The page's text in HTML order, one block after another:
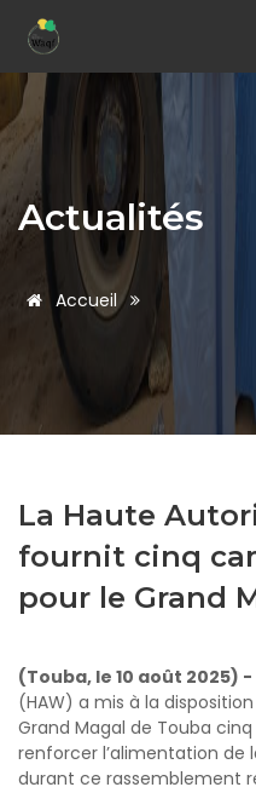
Actualités
Accueil
La Haute
fournit cinq
pour le Grand
(Touba, le 10 août 2025) -
(HAW) a mis à la
Grand Magal de Touba
renforcer l’alimentation de
durant ce rassemblement